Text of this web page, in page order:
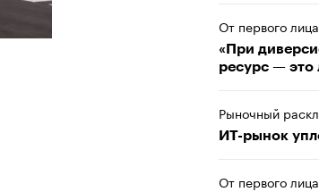
От первого лица
«При
ресурс — это
Рыночный
ИТ-рынок
От первого лица